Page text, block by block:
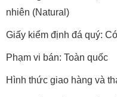
nhiên (Natural)
Giấy kiểm định đá quý: Có
Phạm vi bán: Toàn quốc
Hình thức giao hàng và